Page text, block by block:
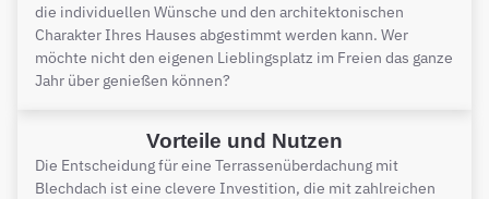
die individuellen Wünsche und den architektonischen
Charakter Ihres Hauses abgestimmt werden kann. Wer
möchte nicht den eigenen Lieblingsplatz im Freien das ganze
Jahr über genießen können?
Vorteile und Nutzen
Die Entscheidung für eine Terrassenüberdachung mit
Blechdach ist eine clevere Investition, die mit zahlreichen